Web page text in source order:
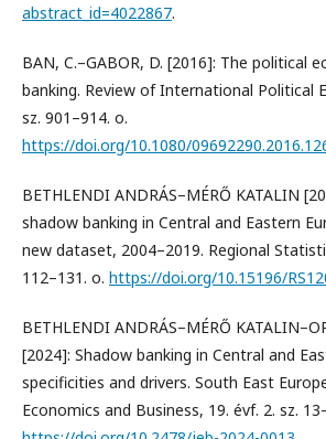
abstract_id=4022867.
BAN, C.–GABOR, D. [2016]: The political
banking. Review of International Political
sz. 901–914. o.
https://doi.org/10.1080/
BETHLENDI ANDRÁS–MÉRŐ KATALIN
shadow banking in Central and Eastern
new dataset, 2004–2019. Regional
112–131. o. https://doi.org/10.15196/
BETHLENDI ANDRÁS–MÉRŐ
[2024]: Shadow banking in Central and
specificities and drivers. South East
Economics and Business, 19. évf. 2. sz.